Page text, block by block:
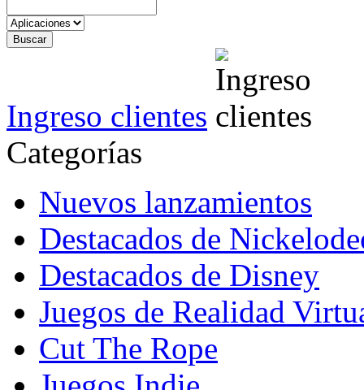
Ingreso clientes
Categorías
Nuevos lanzamientos
Destacados de
Destacados de Disney
Juegos de Realidad
Cut The Rope